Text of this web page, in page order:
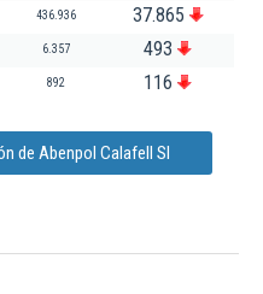
436.936 37.865
6.357 493
892 116
de Abenpol Calafell Sl